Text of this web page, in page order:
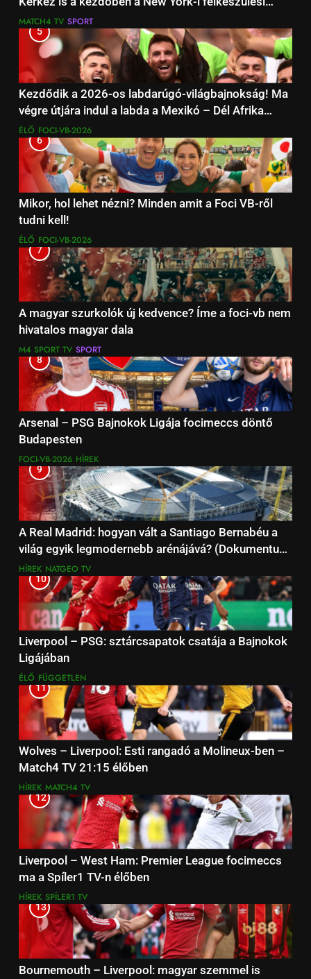
mérkőzésen
MATCH4 TV SPORT
5
Kezdődik a 2026-os labdarúgó-világbajnokság! Ma
végre útjára indul a labda a Mexikó – Dél Afrika
focimeccsel
ÉLŐ FOCI-VB-2026
6
Mikor, hol lehet nézni? Minden amit a Foci VB-ről
tudni kell!
ÉLŐ FOCI-VB-2026
7
A magyar szurkolók új kedvence? Íme a foci-vb nem
hivatalos magyar dala
M4 SPORT TV SPORT
8
Arsenal – PSG Bajnokok Ligája focimeccs döntő
Budapesten
FOCI-VB-2026 HÍREK
9
A Real Madrid: hogyan vált a Santiago Bernabéu a
világ egyik legmodernebb arénájává? (Dokumentum
film)
HÍREK NATGEO TV
10
Liverpool – PSG: sztárcsapatok csatája a Bajnokok
Ligájában
ÉLŐ FÜGGETLEN
11
Wolves – Liverpool: Esti rangadó a Molineux-ben –
Match4 TV 21:15 élőben
HÍREK MATCH4 TV
12
Liverpool – West Ham: Premier League focimeccs
ma a Spíler1 TV-n élőben
HÍREK SPÍLER1 TV
13
Bournemouth – Liverpool: magyar szemmel is